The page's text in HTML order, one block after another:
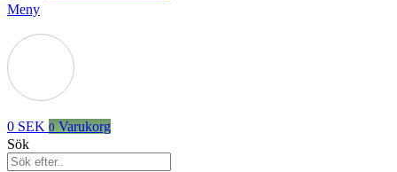
Meny
0 SEK 0 Varukorg
Sök